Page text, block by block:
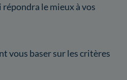
le mieux à vos
vous baser sur les critères